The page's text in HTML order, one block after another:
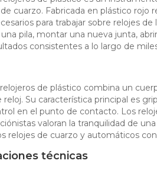
cuarzo. Fabricada en plástico rojo
para trabajar sobre relojes
pila, montar una nueva junta,
consistentes a lo largo de
de plástico combina un
Su característica principal es
en el punto de contacto. Los
valoran la tranquilidad de
relojes de cuarzo y automáticos
técnicas